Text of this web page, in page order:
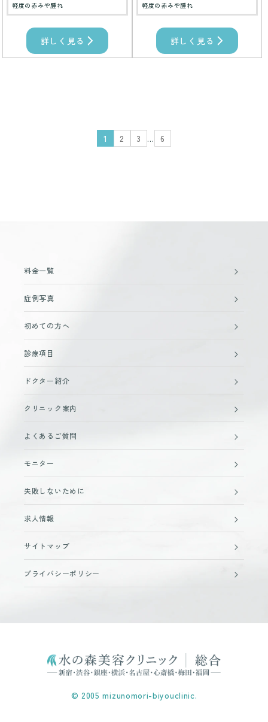
軽度の赤みや腫れ
詳しく見る
軽度の赤みや腫れ
詳しく見る
1 2 3 … 6
料金一覧
症例写真
初めての方へ
診療項目
ドクター紹介
クリニック案内
よくあるご質問
モニター
失敗しないために
求人情報
サイトマップ
プライバシーポリシー
© 2005 mizunomori-biyouclinic.